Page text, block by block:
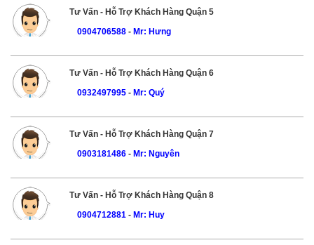
Tư Vấn - Hỗ Trợ Khách Hàng Quận 5
0904706588- Mr: Hưng
Tư Vấn - Hỗ Trợ Khách Hàng Quận 6
0932497995- Mr: Quý
Tư Vấn - Hỗ Trợ Khách Hàng Quận 7
0903181486- Mr: Nguyên
Tư Vấn - Hỗ Trợ Khách Hàng Quận 8
0904712881- Mr: Huy